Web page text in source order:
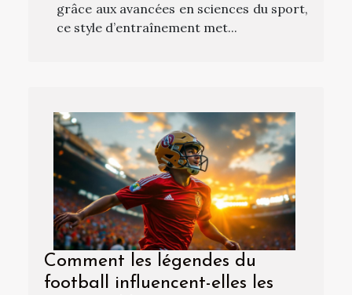
grâce aux avancées en sciences du sport,
ce style d’entraînement met...
Comment les légendes du
football influencent-elles les